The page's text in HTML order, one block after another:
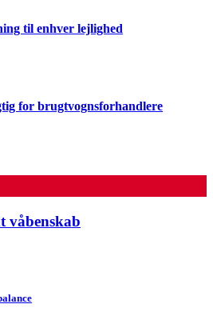
til enhver lejlighed
for brugtvognsforhandlere
våbenskab